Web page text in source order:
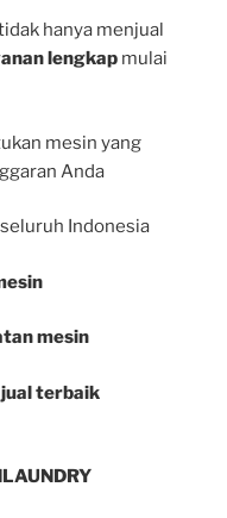
hanya menjual
lengkap mulai
mesin yang
Anda
Indonesia
mesin
jual terbaik